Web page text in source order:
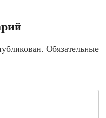
Обязательные